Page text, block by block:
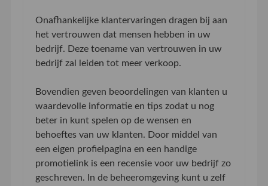
Onafhankelijke klantervaringen dragen bij aan
het vertrouwen dat mensen hebben in uw
bedrijf. Deze toename van vertrouwen in uw
bedrijf zal leiden tot meer verkoop.
Bovendien geven beoordelingen van klanten u
waardevolle informatie en tips zodat u nog
beter in kunt spelen op de wensen en
behoeftes van uw klanten. Door middel van
een eigen profielpagina en een handige
promotielink is een recensie voor uw bedrijf zo
geschreven. In de beheeromgeving kunt u zelf